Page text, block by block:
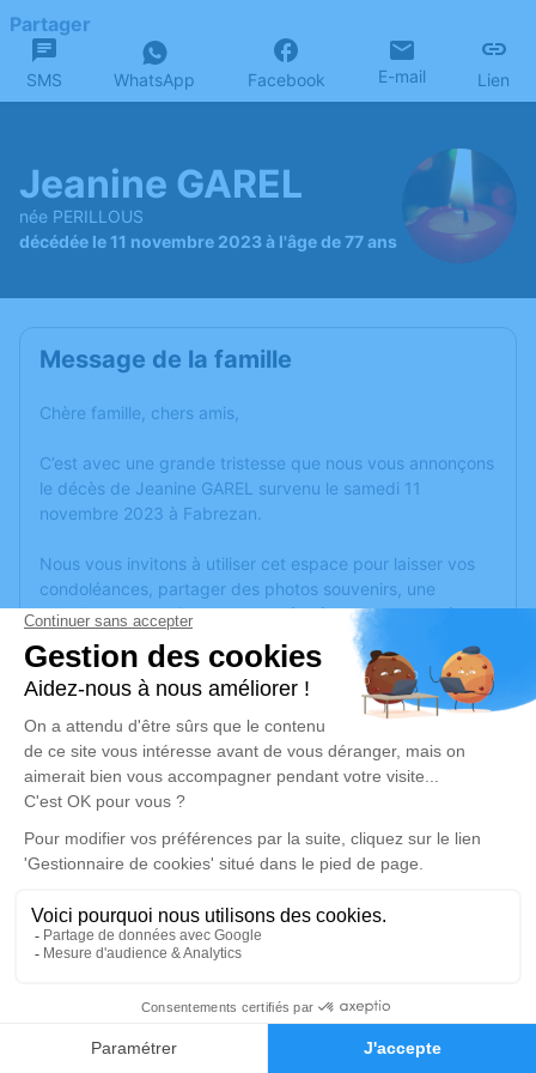
Faire-part Hommages
Partager
SMS WhatsApp Facebook E-mail Lien
Jeanine GAREL
née PERILLOUS
décédée le 11 novembre 2023 à l'âge de 77 ans
Message de la famille
Chère famille, chers amis,
C’est avec une grande tristesse que nous vous annonçons
le décès de Jeanine GAREL survenu le samedi 11
novembre 2023 à Fabrezan.
Nous vous invitons à utiliser cet espace pour laisser vos
condoléances, partager des photos souvenirs, une
anecdote ou exprimer vos pensées à travers des poèmes
ou des textes. Cet endroit est un lieu d'expression dédié à
honorer la mémoire de Jeanine GAREL.
Je rends hommage
Cérémonie religieuse
mercredi 15 novembre 2023 à 09h00
Église de Fabrezan
Déroulé des obsèques